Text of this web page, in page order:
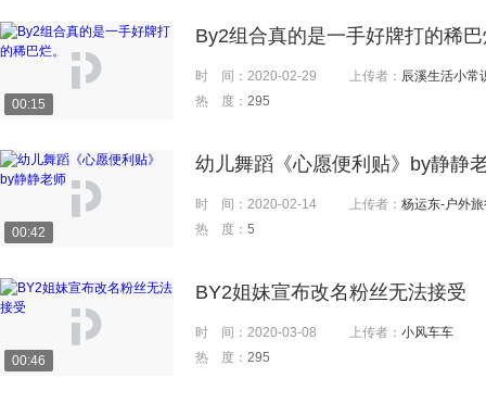
00:15
By2组合真的是一手好牌打的稀
时 间： 2020-02-29 上传者： 辰溪生活小常
热 度： 295
00:42
幼儿舞蹈《心愿便利贴》by静静
时 间： 2020-02-14 上传者： 杨运东-户外
热 度： 5
00:46
BY2姐妹宣布改名粉丝无法接受
时 间： 2020-03-08 上传者： 小风车车
热 度： 295